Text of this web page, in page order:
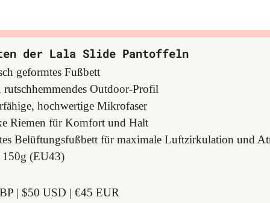
der Lala Slide Pantoffeln
geformtes Fußbett
Outdoor-Profil
hochwertige Mikrofaser
Riemen für Komfort und Halt
Belüftungsfußbett für maximale Luftzirkulation und
(EU43)
| $50 USD | €45 EUR